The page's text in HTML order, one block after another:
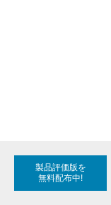
製品評価版を
無料配布中!